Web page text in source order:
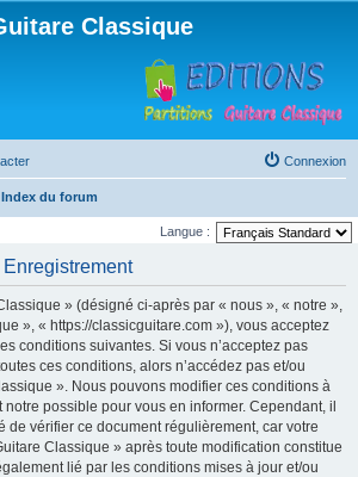
Classique
Connexion
Index du forum
Langue :
» (désigné ci-après par « nous », « notre »,
», « https://classicguitare.com »), vous acceptez
conditions suivantes. Si vous n’acceptez pas
ces conditions, alors n’accédez pas et/ou
». Nous pouvons modifier ces conditions à
notre possible pour vous en informer. Cependant, il
de vérifier ce document régulièrement, car votre
Classique » après toute modification constitue
lié par les conditions mises à jour et/ou